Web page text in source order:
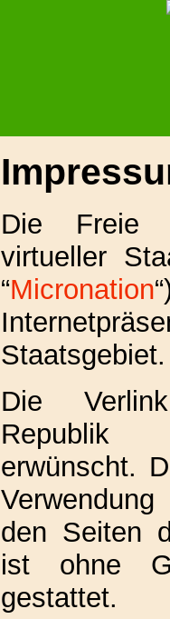
Die Freie
virtueller
“Micronation
Staatsgebiet.
Die
Republik
erwünscht.
den Seiten
ist ohne
gestattet.